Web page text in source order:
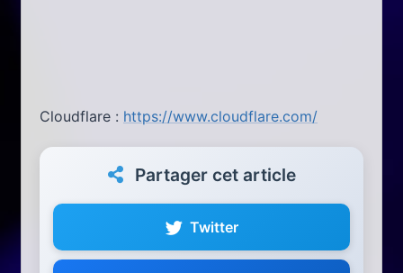
Cloudflare : https://www.cloudflare.com/
Partager cet article
Twitter